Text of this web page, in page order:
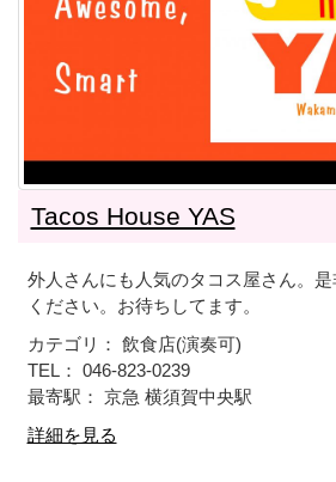
Tacos House YAS
外人さんにも人気のタコス屋さん。
ください。お待ちしてます。
カテゴリ： 飲食店(演奏可)
TEL： 046-823-0239
最寄駅： 京急 横須賀中央駅
詳細を見る